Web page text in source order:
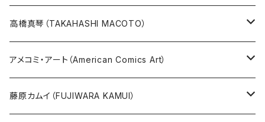
その他
版画
原画
高橋真琴（TAKAHASHI MACOTO）
版画
直筆サイン入り
グッズ
アメコミ・アート（American Comics Art）
ガブリエーレ・デッロット版画
藤原カムイ（FUJIWARA KAMUI）